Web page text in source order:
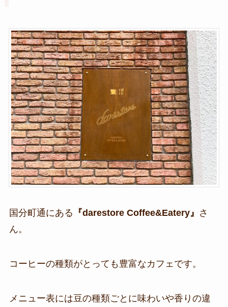
国分町通にある 『darestore Coffee&Eatery』 さ
ん。
コーヒーの種類がとっても豊富なカフェです。
メニュー表には豆の種類ごとに味わいや香りの違